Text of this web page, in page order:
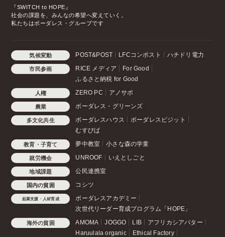
『SWITCH to HOPE』
社会の課題を、みんなの希望へ変えていく。
私たちはボーダレス・グループです
気候変動 POST&POST LFCコンポスト ハチドリ電力
市民参画 RICE メディア
For Good
ふるさと納税 for Good
人権 ZERO PC アノサポ
農業 ボーダレス・グリーンズ
多文化共生 ボーダレスハウス
ボーダレスビジット
むすびば
教育・子育て 夢中教室 小さな森の学童
就労機会 UNROOF いえとしごと
地域課題 公民連携室
国内の貧困 コシツ
起業支援・人材育成
ボーダレスアカデミー
次世代リーダー育成プログラム「HOPE」
海外の貧困 AMOMA JOGGO LIB
アフリカシアバター
Haruulala organic
Ethical Factory